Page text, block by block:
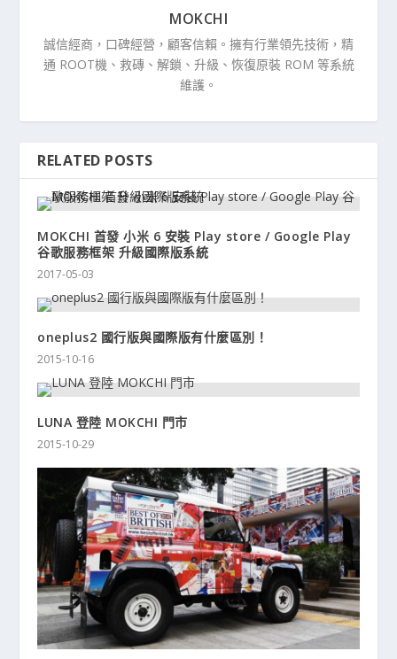
MOKCHI
誠信經商，口碑經營，顧客信賴。擁有行業領先技術，精
通 ROOT機、救磚、解鎖、升級、恢復原裝 ROM 等系統
維護。
RELATED POSTS
MOKCHI 首發 小米 6 安裝 Play store / Google Play
谷歌服務框架 升級國際版系統
2017-05-03
oneplus2 國行版與國際版有什麼區別！
2015-10-16
LUNA 登陸 MOKCHI 門市
2015-10-29